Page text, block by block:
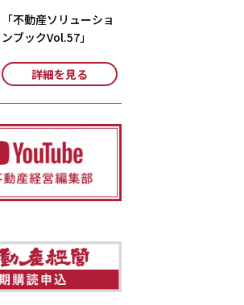
「不動産ソリューショ
ンブックVol.57」
詳細を見る